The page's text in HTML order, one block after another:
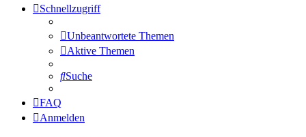
Schnellzugriff
Unbeantwortete Themen
Aktive Themen
Suche
FAQ
Anmelden